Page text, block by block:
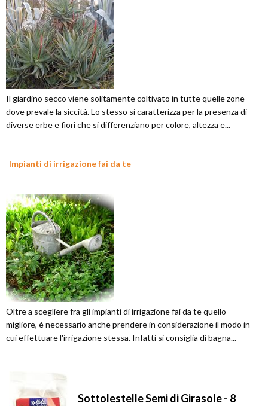
Il giardino secco viene solitamente coltivato in tutte quelle zone
dove prevale la siccità. Lo stesso si caratterizza per la presenza di
diverse erbe e fiori che si differenziano per colore, altezza e...
Impianti di irrigazione fai da te
Oltre a scegliere fra gli impianti di irrigazione fai da te quello
migliore, è necessario anche prendere in considerazione il modo in
cui effettuare l'irrigazione stessa. Infatti si consiglia di bagna...
Sottolestelle Semi di Girasole - 8